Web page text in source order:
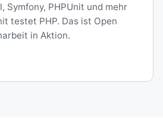
Symfony, PHPUnit und mehr
testet PHP. Das ist Open
in Aktion.